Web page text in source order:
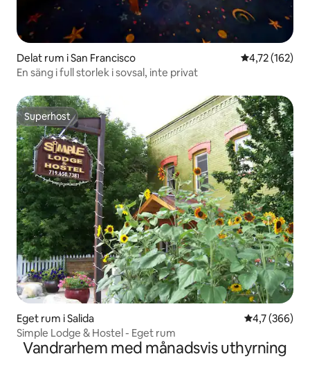
Delat rum i San Francisco 4,72 av 5 i
4,72 (162)
En säng i full storlek i sovsal, inte privat
Superhost
Superhost
Eget rum i Salida 4,7 av 5 i
4,7 (366)
Simple Lodge & Hostel - Eget rum
Vandrarhem med månadsvis uthyrning